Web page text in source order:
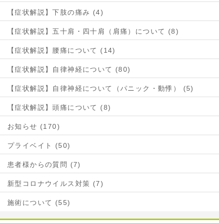
【症状解説】下肢の痛み (4)
【症状解説】五十肩・四十肩（肩痛）について (8)
【症状解説】腰痛について (14)
【症状解説】自律神経について (80)
【症状解説】自律神経について（パニック・動悸） (5)
【症状解説】頭痛について (8)
お知らせ (170)
プライベイト (50)
患者様からの質問 (7)
新型コロナウイルス対策 (7)
施術について (55)